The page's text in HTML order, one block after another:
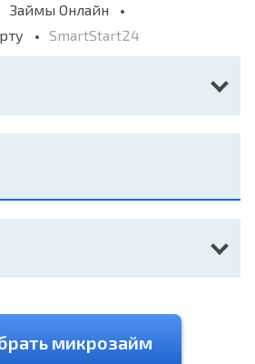
Займы Онлайн
SmartStart24
микрозайм